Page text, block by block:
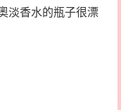
淡香水的瓶子很漂